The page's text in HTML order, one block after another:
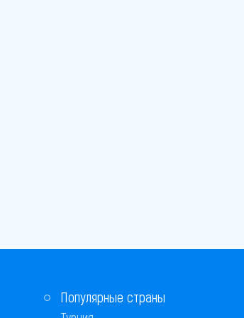
Популярные страны